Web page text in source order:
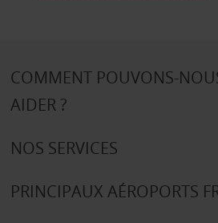
COMMENT POUVONS-
AIDER ?
NOS SERVICES
PRINCIPAUX AÉROPORTS